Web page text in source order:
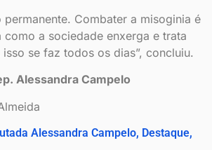
permanente. Combater a misoginia é
como a sociedade enxerga e trata
isso se faz todos os dias”, concluiu.
Alessandra Campelo
Alessandra Campelo, Destaque,